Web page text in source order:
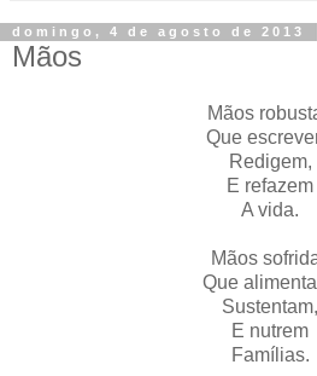
domingo, 4 de agosto de 2013
Mãos
Mãos
Que
Redigem,
E refazem
A vida.
Mãos
Que
Sustentam,
E nutrem
Famílias.